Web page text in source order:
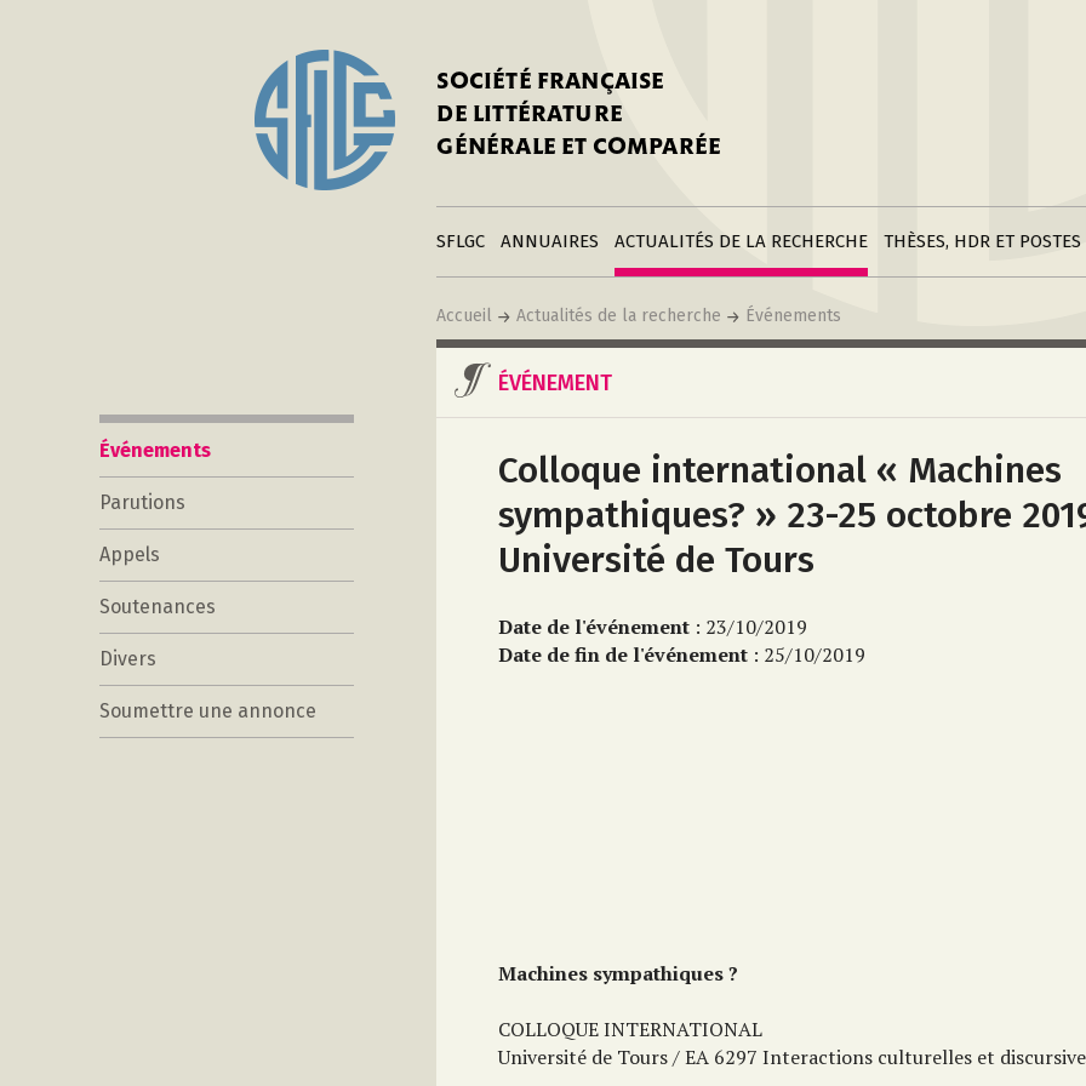
SOCIÉTÉ FRANÇAISE
DE LITTÉRATURE
GÉNÉRALE ET COMPARÉE
SFLGC
Adhérer à la SFLGC
Publier sur ce site
LiensANNUAIRES
Créer une fiche
annuaire
Modifier sa fiche
annuaire
Créer une fiche
institutionACTUALITÉS DE LA RECHERCHE
Divers
Soumettre une
annonce
THÈSES, HDR ET POSTES
Postes
Accueil Actualités de la recherche Événements
Événements
Parutions
Appels
Soutenances
Divers
Soumettre une annonce
ÉVÉNEMENT
Colloque international « Machines
sympathiques? » 23-25 octobre
Université de Tours
Date de l'événement : 23/10/2019
Date de fin de l'événement : 25/10/2019
Machines sympathiques ?
COLLOQUE INTERNATIONAL
Université de Tours / EA 6297 Interactions culturelles et